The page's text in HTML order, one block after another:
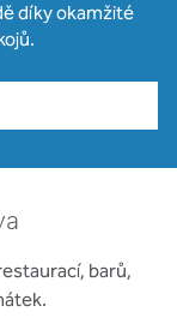
díky okamžité
barů,